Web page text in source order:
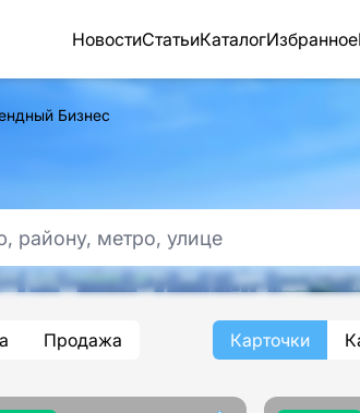
НовостиСтатьиКаталогИзбранное
Бизнес
Продажа Карточки